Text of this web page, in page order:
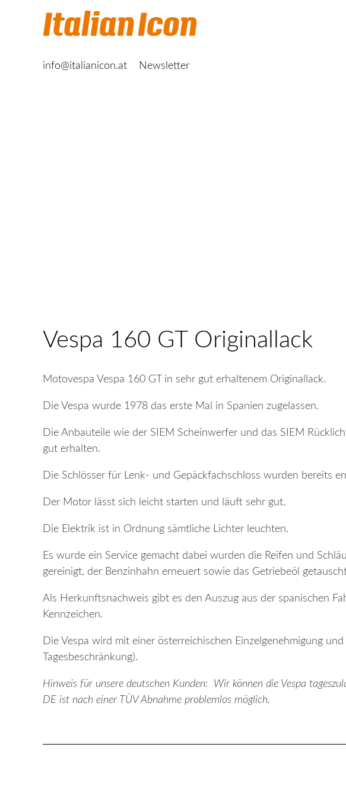
info@italianicon.at Newsletter
Vespa 160 GT Originallack
Motovespa Vespa 160 GT in sehr gut erhaltenem Originallack.
Die Vespa wurde 1978 das erste Mal in Spanien zugelassen.
Die Anbauteile wie der SIEM Scheinwerfer und das SIEM
gut erhalten.
Die Schlösser für Lenk- und Gepäckfachschloss wurden bereits
Der Motor lässt sich leicht starten und läuft sehr gut.
Die Elektrik ist in Ordnung sämtliche Lichter leuchten.
Es wurde ein Service gemacht dabei wurden die Reifen und
gereinigt, der Benzinhahn erneuert sowie das Getriebeöl
Als Herkunftsnachweis gibt es den Auszug aus der spanischen
Kennzeichen.
Die Vespa wird mit einer österreichischen Einzelgenehmigung
Tagesbeschränkung).
Hinweis für unsere deutschen Kunden: Wir können die Vespa
DE ist nach einer TÜV Abnahme problemlos möglich.